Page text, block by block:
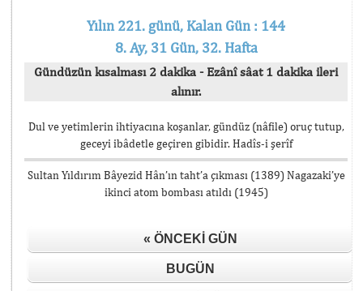
Yılın 221. günü, Kalan Gün : 144
8. Ay, 31 Gün, 32. Hafta
Gündüzün kısalması 2 dakika - Ezânî sâat 1 dakika ileri
alınır.
Dul ve yetimlerin ihtiyacına koşanlar, gündüz (nâfile) oruç tutup,
geceyi ibâdetle geçiren gibidir. Hadîs-i şerîf
Sultan Yıldırım Bâyezid Hân’ın taht’a çıkması (1389) Nagazaki’ye
ikinci atom bombası atıldı (1945)
« ÖNCEKI GÜN
BUGÜN